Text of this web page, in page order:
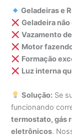
Geladeiras e
Geladeira não
Vazamento
Motor
Formação
Luz interna
Solução: Se
funcionando
termostato, gás
eletrônicos.